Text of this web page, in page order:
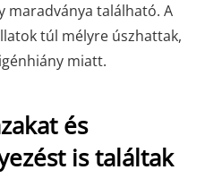
maradványa található. A
túl mélyre úszhattak,
miatt.
és
is találtak